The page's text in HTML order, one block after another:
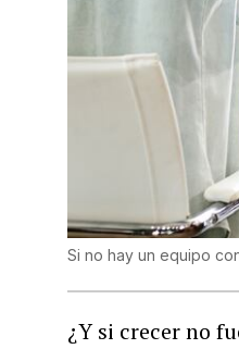
Si no hay un equipo
¿Y si crecer no